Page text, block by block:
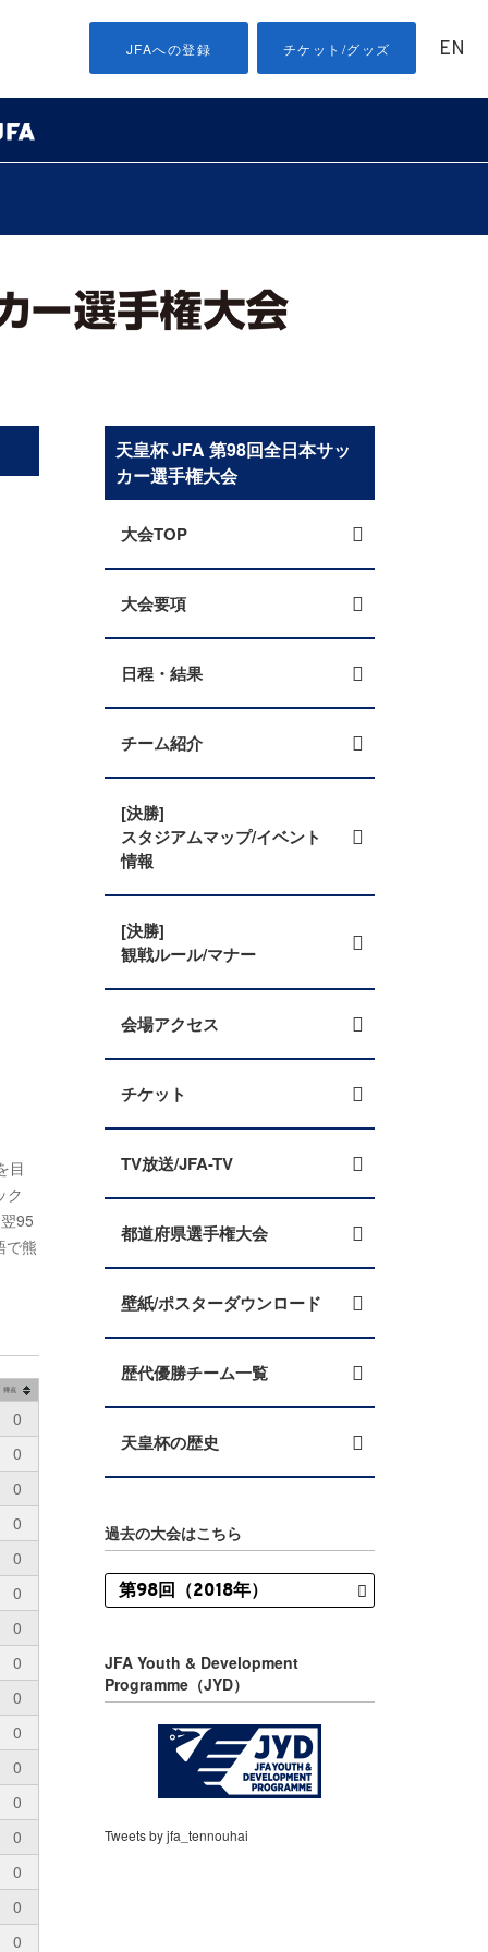
JFAへの登録 チケット/グッズ EN
目
ク
95
で熊
得点
0
0
0
0
0
0
0
0
0
0
0
0
0
0
0
0
天皇杯 JFA 第98回全日本サッ
カー選手権大会
大会TOP
大会要項
日程・結果
チーム紹介
[決勝]
スタジアムマップ/イベント
情報
[決勝]
観戦ルール/マナー
会場アクセス
チケット
TV放送/JFA-TV
都道府県選手権大会
壁紙/ポスターダウンロード
歴代優勝チーム一覧
天皇杯の歴史
過去の大会はこちら
JFA Youth & Development
Programme（JYD）
Tweets by jfa_tennouhai